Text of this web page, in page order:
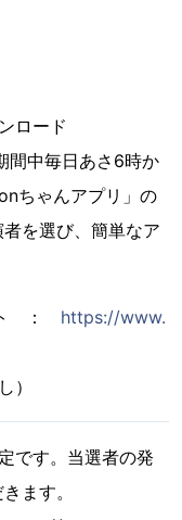
ロード
間中毎日あさ6時か
ちゃんアプリ」の
を選び、簡単なア
ト ： https://www.
）
です。当選者の発
ます。